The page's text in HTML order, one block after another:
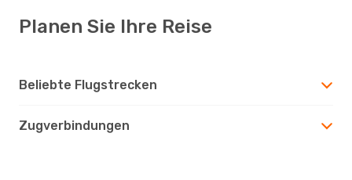
Planen Sie Ihre Reise
Beliebte Flugstrecken
Zugverbindungen